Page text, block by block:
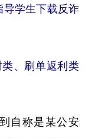
宁夏
한국어
学生下载反诈
、刷单返利类
自称是某公安